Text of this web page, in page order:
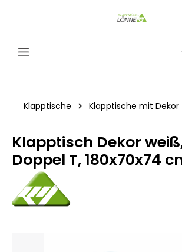
Klapptische Klapptische mit Dekor
Klapptisch Dekor
Doppel T, 180x70x74